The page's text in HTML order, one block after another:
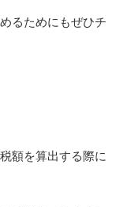
るためにもぜひチ
額を算出する際に